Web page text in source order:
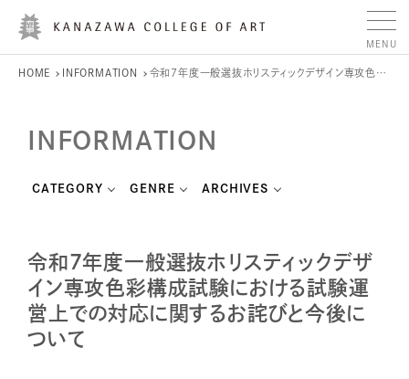
HOME INFORMATION 令和7年度一般選抜ホリスティックデザイン専攻色彩構成試験における試験運営上での対応に関するお詫びと今後について
INFORMATION
CATEGORY GENRE ARCHIVES
令和7年度一般選抜ホリスティックデザ
イン専攻色彩構成試験における試験運
営上での対応に関するお詫びと今後に
ついて